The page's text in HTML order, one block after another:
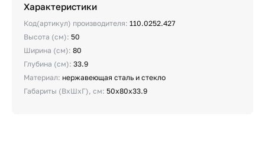
Характеристики
Код(артикул) производителя: 110.0252.427
Высота (см): 50
Ширина (см): 80
Глубина (см): 33.9
Материал: нержавеющая сталь и стекло
Габариты (ВхШхГ), см: 50х80х33.9